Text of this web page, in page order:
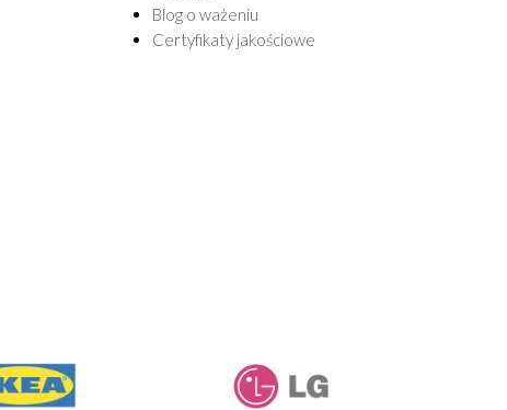
Blog o ważeniu
Certyfikaty jakościowe